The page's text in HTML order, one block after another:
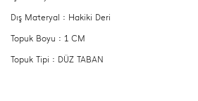
Dış Materyal : Hakiki Deri
Topuk Boyu : 1 CM
Topuk Tipi : DÜZ TABAN